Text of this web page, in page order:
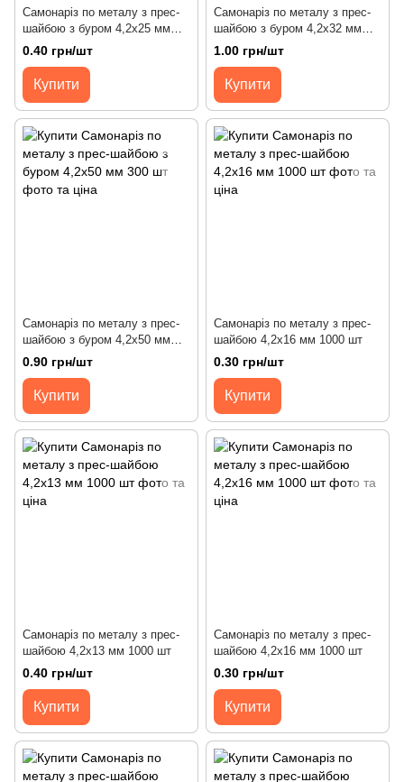
Самонаріз по металу з прес-
шайбою з буром 4,2х25 мм
800 шт
0.40 грн/шт
Купити
Самонаріз по металу з прес-
шайбою з буром 4,2х32 мм
500 шт
1.00 грн/шт
Купити
Самонаріз по металу з прес-
шайбою з буром 4,2х50 мм
300 шт
0.90 грн/шт
Купити
Самонаріз по металу з прес-
шайбою 4,2х16 мм 1000 шт
0.30 грн/шт
Купити
Самонаріз по металу з прес-
шайбою 4,2х13 мм 1000 шт
0.40 грн/шт
Купити
Самонаріз по металу з прес-
шайбою 4,2х16 мм 1000 шт
0.30 грн/шт
Купити